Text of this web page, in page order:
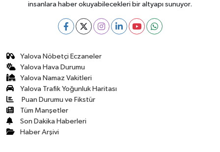
insanlara haber okuyabilecekleri bir altyapı sunuyor.
Yalova Nöbetçi Eczaneler
Yalova Hava Durumu
Yalova Namaz Vakitleri
Yalova Trafik Yoğunluk Haritası
Puan Durumu ve Fikstür
Tüm Manşetler
Son Dakika Haberleri
Haber Arşivi